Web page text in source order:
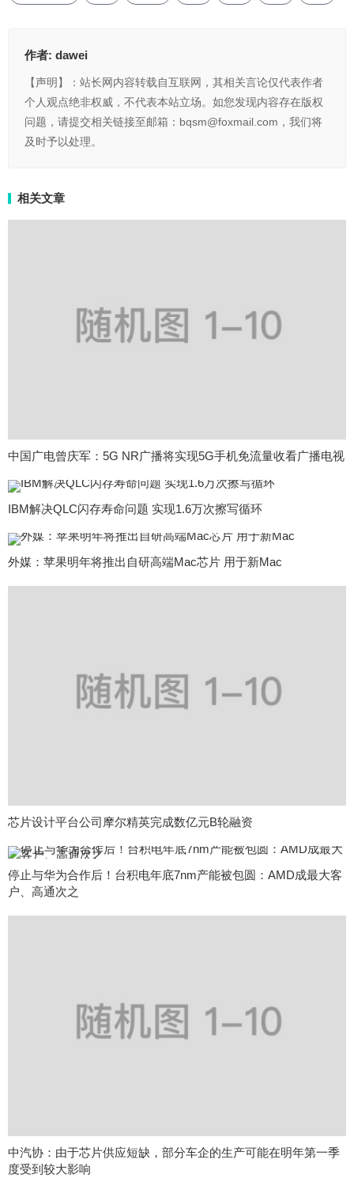
作者: dawei
【声明】：站长网内容转载自互联网，其相关言论仅代表作者
个人观点绝非权威，不代表本站立场。如您发现内容存在版权
问题，请提交相关链接至邮箱：bqsm@foxmail.com，我们将
及时予以处理。
相关文章
中国广电曾庆军：5G NR广播将实现5G手机免流量收看广播电视
IBM解决QLC闪存寿命问题 实现1.6万次擦写循环
外媒：苹果明年将推出自研高端Mac芯片 用于新Mac
芯片设计平台公司摩尔精英完成数亿元B轮融资
停止与华为合作后！台积电年底7nm产能被包圆：AMD成最大客
户、高通次之
中汽协：由于芯片供应短缺，部分车企的生产可能在明年第一季
度受到较大影响